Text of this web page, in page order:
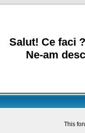
Salut! Ce faci
Ne-am
This